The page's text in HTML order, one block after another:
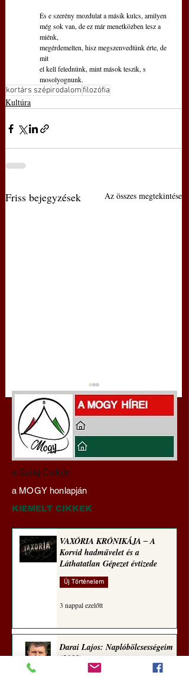
És e szerény mozdulat a másik kulcs, amilyen
még sok van, de ez már menetközben lesz a
miénk,
megérdemelten, hisz megszenvedtünk érte, de
mit
el kell felednünk, mint mások teszik, s
mosolyognunk.
kortárs szépirodalomfilozófia
Kultúra
Friss bejegyzések Az összes megtekintése
Darai Lajos:
Naplóbölcsességeim
(2023)
a Szilaj Csikón
a MOGY honlapján
KIEMELT CIKKEK
VAXÓRIA KRÓNIKÁJA ‒ A
Korvid hadművelet és a
Láthatatlan Gépezet évtizede
Új Történelem
3 nappal ezelőtt
Darai Lajos: Naplóbölcsességeim
(2018)